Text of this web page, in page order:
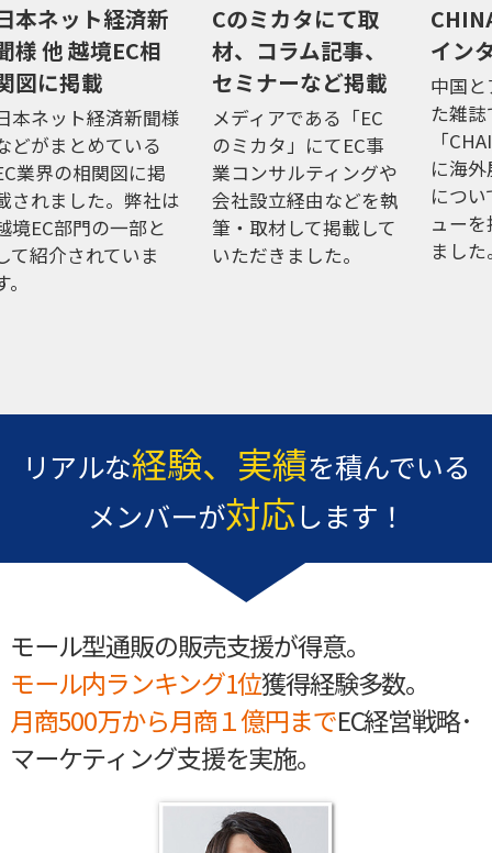
ット経済新
越境EC相
掲載
ット経済新聞様
まとめている
の相関図に掲
ました。弊社は
部門の一部と
介されていま
Cのミカタにて取
材、コラム記事、
セミナーなど掲載
メディアである「EC
のミカタ」にてEC事
業コンサルティングや
会社設立経由などを執
筆・取材して掲載して
いただきました。
CHINA
インタビ
中国とア
た雑誌であ
「CHAINA
に海外展開
についての
ューを掲載
ました。
リアルな経験、実績を積んでいる
メンバーが対応します！
モール型通販の販売支援が得意。
モール内ランキング1位獲得経験多数。
月商500万から月商１億円までEC経営戦略･
マーケティング支援を実施。